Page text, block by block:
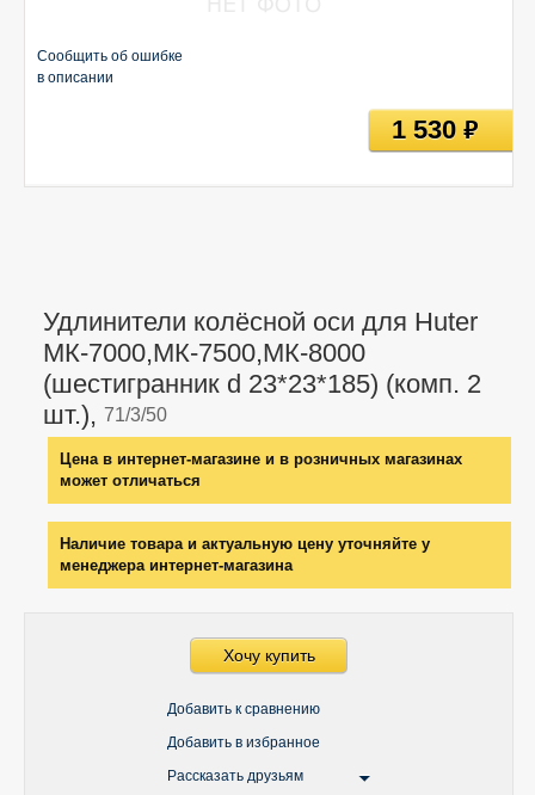
Удлинители колёсной оси для Huter
МК-7000,МК-7500,МК-8000
(шестигранник d 23*23*185) (комп. 2
шт.), 71/3/50
Цена в интернет-магазине и в розничных магазинах
может отличаться
Наличие товара и актуальную цену уточняйте у
менеджера интернет-магазина
Хочу купить
Добавить к сравнению
Добавить в избранное
Рассказать друзьям
Сообщить об ошибке
в описании
1 530руб